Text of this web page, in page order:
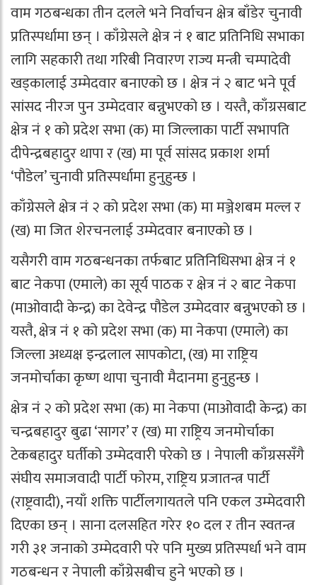
वाम गठबन्धका तीन दलले भने निर्वाचन क्षेत्र बाँडेर चुनावी
प्रतिस्पर्धामा छन् । काँग्रेसले क्षेत्र नं १ बाट प्रतिनिधि सभाका
लागि सहकारी तथा गरिबी निवारण राज्य मन्त्री चम्पादेवी
खड्कालाई उम्मेदवार बनाएको छ । क्षेत्र नं २ बाट भने पूर्व
सांसद नीरज पुन उम्मेदवार बन्नुभएको छ । यस्तै, काँग्रसबाट
क्षेत्र नं १ को प्रदेश सभा (क) मा जिल्लाका पार्टी सभापति
दीपेन्द्रबहादुर थापा र (ख) मा पूर्व सांसद प्रकाश शर्मा
‘पौडेल’ चुनावी प्रतिस्पर्धामा हुनुहुन्छ ।
काँग्रेसले क्षेत्र नं २ को प्रदेश सभा (क) मा मञ्जेशबम मल्ल र
(ख) मा जित शेरचनलाई उम्मेदवार बनाएको छ ।
यसैगरी वाम गठबन्धनका तर्फबाट प्रतिनिधिसभा क्षेत्र नं १
बाट नेकपा (एमाले) का सूर्य पाठक र क्षेत्र नं २ बाट नेकपा
(माओवादी केन्द्र) का देवेन्द्र पौडेल उम्मेदवार बन्नुभएको छ ।
यस्तै, क्षेत्र नं १ को प्रदेश सभा (क) मा नेकपा (एमाले) का
जिल्ला अध्यक्ष इन्द्रलाल सापकोटा, (ख) मा राष्ट्रिय
जनमोर्चाका कृष्ण थापा चुनावी मैदानमा हुनुहुन्छ ।
क्षेत्र नं २ को प्रदेश सभा (क) मा नेकपा (माओवादी केन्द्र) का
चन्द्रबहादुर बुढा ‘सागर’ र (ख) मा राष्ट्रिय जनमोर्चाका
टेकबहादुर घर्तीको उम्मेदवारी परेको छ । नेपाली काँग्रससँगै
संघीय समाजवादी पार्टी फोरम, राष्ट्रिय प्रजातन्त्र पार्टी
(राष्ट्रवादी), नयाँ शक्ति पार्टीलगायतले पनि एकल उम्मेदवारी
दिएका छन् । साना दलसहित गरेर १० दल र तीन स्वतन्त्र
गरी ३१ जनाको उम्मेदवारी परे पनि मुख्य प्रतिस्पर्धा भने वाम
गठबन्धन र नेपाली काँग्रेसबीच हुने भएको छ ।